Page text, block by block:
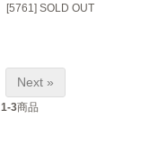
[5761] SOLD OUT
Next »
1-3商品